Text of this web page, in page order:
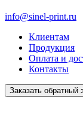
info@sinel-print.ru
Клиентам
Продукция
Оплата и
Контакты
Заказать обратный